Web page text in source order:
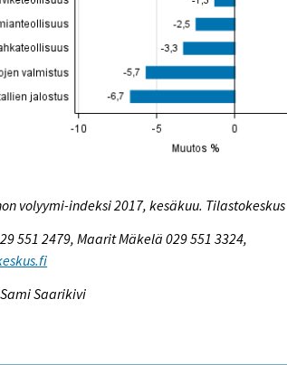
volyymi-indeksi 2017, kesäkuu. Tilastokeskus
551 2479, Maarit Mäkelä 029 551 3324,
Saarikivi